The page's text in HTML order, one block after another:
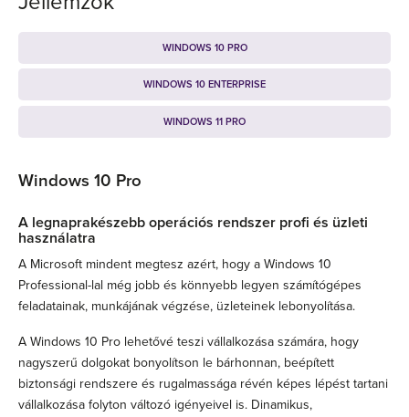
WINDOWS 10 PRO
WINDOWS 10 ENTERPRISE
WINDOWS 11 PRO
Windows 10 Pro
A legnaprakészebb operációs rendszer profi és üzleti
használatra
A Microsoft mindent megtesz azért, hogy a Windows 10
Professional-lal még jobb és könnyebb legyen számítógépes
feladatainak, munkájának végzése, üzleteinek lebonyolítása.
A Windows 10 Pro lehetővé teszi vállalkozása számára, hogy
nagyszerű dolgokat bonyolítson le bárhonnan, beépített
biztonsági rendszere és rugalmassága révén képes lépést tartani
vállalkozása folyton változó igényeivel is. Dinamikus,